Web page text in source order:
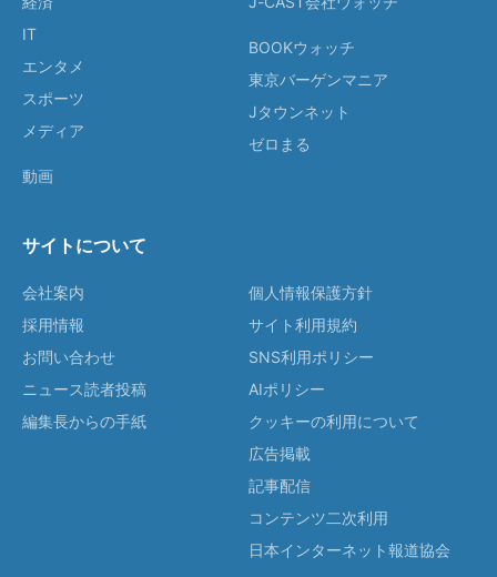
IT
エンタメ
スポーツ
メディア
動画
BOOKウォッチ
東京バーゲンマニア
Jタウンネット
ゼロまる
サイトについて
会社案内
採用情報
お問い合わせ
ニュース読者投稿
編集長からの手紙
個人情報保護方針
サイト利用規約
SNS利用ポリシー
AIポリシー
クッキーの利用について
広告掲載
記事配信
コンテンツ二次利用
日本インターネット報道協会